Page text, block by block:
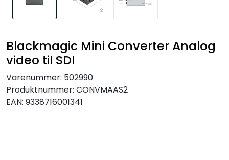
Blackmagic Mini Converter Analog
video til SDI
Varenummer: 502990
Produktnummer: CONVMAAS2
EAN: 9338716001341